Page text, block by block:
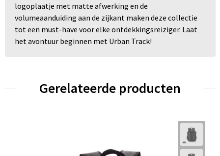
logoplaatje met matte afwerking en de
volumeaanduiding aan de zijkant maken deze collectie
tot een must-have voor elke ontdekkingsreiziger. Laat
het avontuur beginnen met Urban Track!
Gerelateerde producten